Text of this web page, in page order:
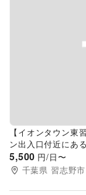
Previous
【イオンタウン東
ン出入口付近にあ
5,500 円/日〜
千葉県 習志野市